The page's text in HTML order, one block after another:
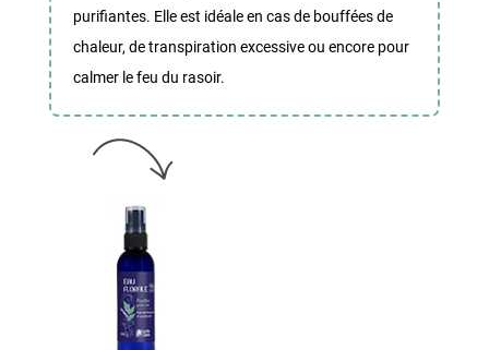
purifiantes. Elle est idéale en cas de bouffées de
chaleur, de transpiration excessive ou encore pour
calmer le feu du rasoir.